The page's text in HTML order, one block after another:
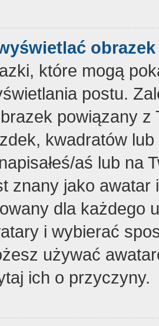
które mogą
postu.
powiązany z
kwadratów
aś lub na
znany jako
dla każdego
i wybierać
używać
ich o przyczyny.